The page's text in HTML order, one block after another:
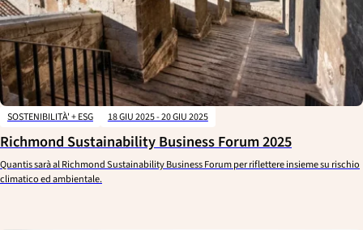
SOSTENIBILITÀ' + ESG 18 GIU 2025 - 20 GIU 2025
Richmond Sustainability Business Forum 2025
Quantis sarà al Richmond Sustainability Business Forum per riflettere insieme su rischio
climatico ed ambientale.